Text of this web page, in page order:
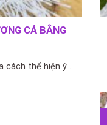
CÁ BẰNG
cách thể hiện ý ...